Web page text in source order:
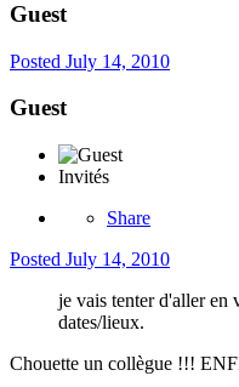
Guest
Posted July 14, 2010
Guest
Invités
Share
Posted July 14, 2010
je vais tenter d'aller en
dates/lieux.
Chouette un collègue !!!